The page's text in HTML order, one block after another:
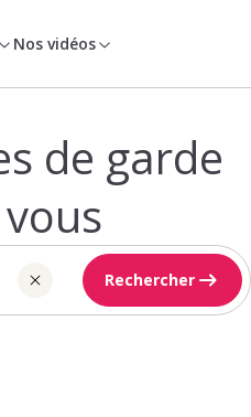
Nos vidéos
de garde
Rechercher